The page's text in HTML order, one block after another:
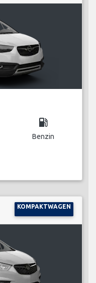
local_gas_station
Benzin
KOMPAKTWAGEN